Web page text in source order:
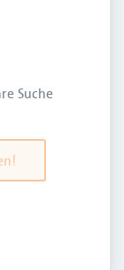
Suche